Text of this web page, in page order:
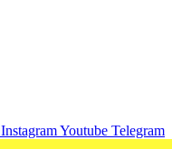
InstagramYoutube Telegram